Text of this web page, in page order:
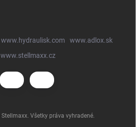
www.hydraulisk.com
www.adlox.sk
www.stellmaxx.cz
Stellmaxx. Všetky práva vyhradené.